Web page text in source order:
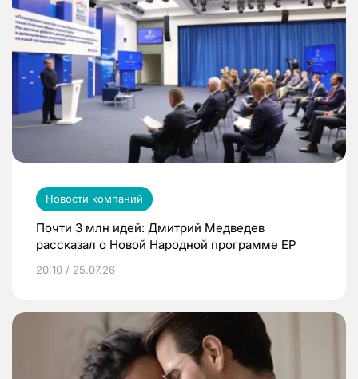
Новости компаний
Почти 3 млн идей: Дмитрий Медведев
рассказал о Новой Народной программе ЕР
20:10 / 25.07.26